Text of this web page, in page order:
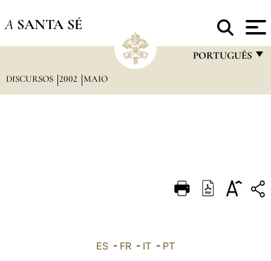
A SANTA SÉ
PORTUGUÊS
DEUTSCH
DISCURSOS 2002 MAIO
ES - FR - IT - PT